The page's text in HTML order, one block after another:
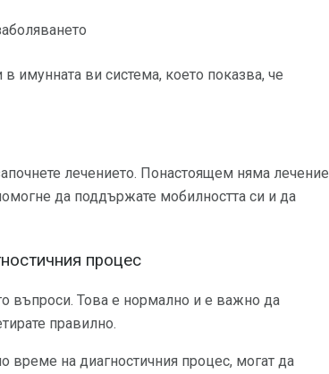
имунната ви система, което показва, че
лечението. Понастоящем няма лечение
да поддържате мобилността си и да
процес
въпроси. Това е нормално и е важно да
правилно.
време на диагностичния процес, могат да